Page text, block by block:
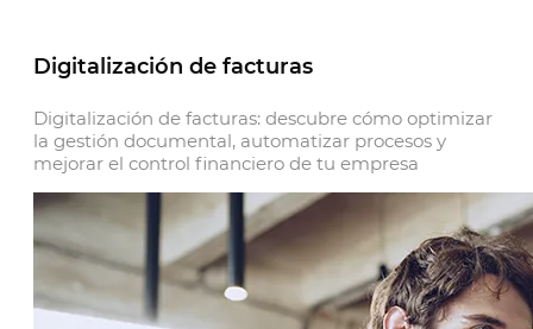
Digitalización de facturas
Digitalización de facturas: descubre cómo optimizar
la gestión documental, automatizar procesos y
mejorar el control financiero de tu empresa